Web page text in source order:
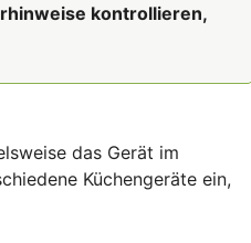
kontrollieren,
das Gerät im
Küchengeräte ein,